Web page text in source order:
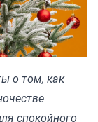
о том, как
спокойного